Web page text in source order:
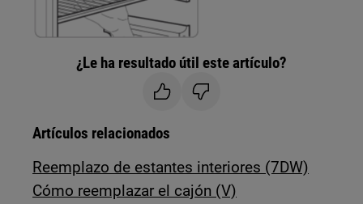
¿Le ha resultado útil este artículo?
Artículos relacionados
Reemplazo de estantes interiores (7DW)
Cómo reemplazar el cajón (V)